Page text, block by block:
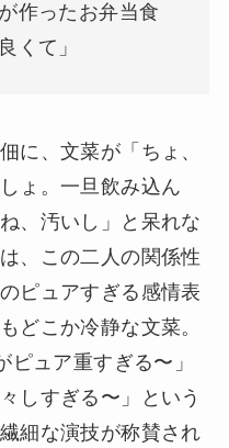
作ったお弁当食
くて」
に、文菜が「ちょ、
ょ。一旦飲み込ん
、汚いし」と呆れな
、この二人の関係性
ピュアすぎる感情表
どこか冷静な文菜。
ュア重すぎる〜」
しすぎる〜」という
細な演技が称賛され